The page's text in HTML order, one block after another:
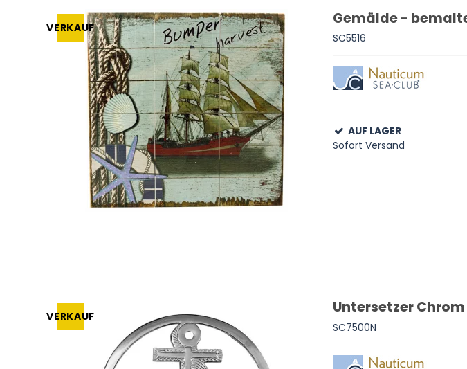
VERKAUF Gemälde -
SC5516
AUF LAGER
Sofort Versand
VERKAUF Untersetzer
SC7500N